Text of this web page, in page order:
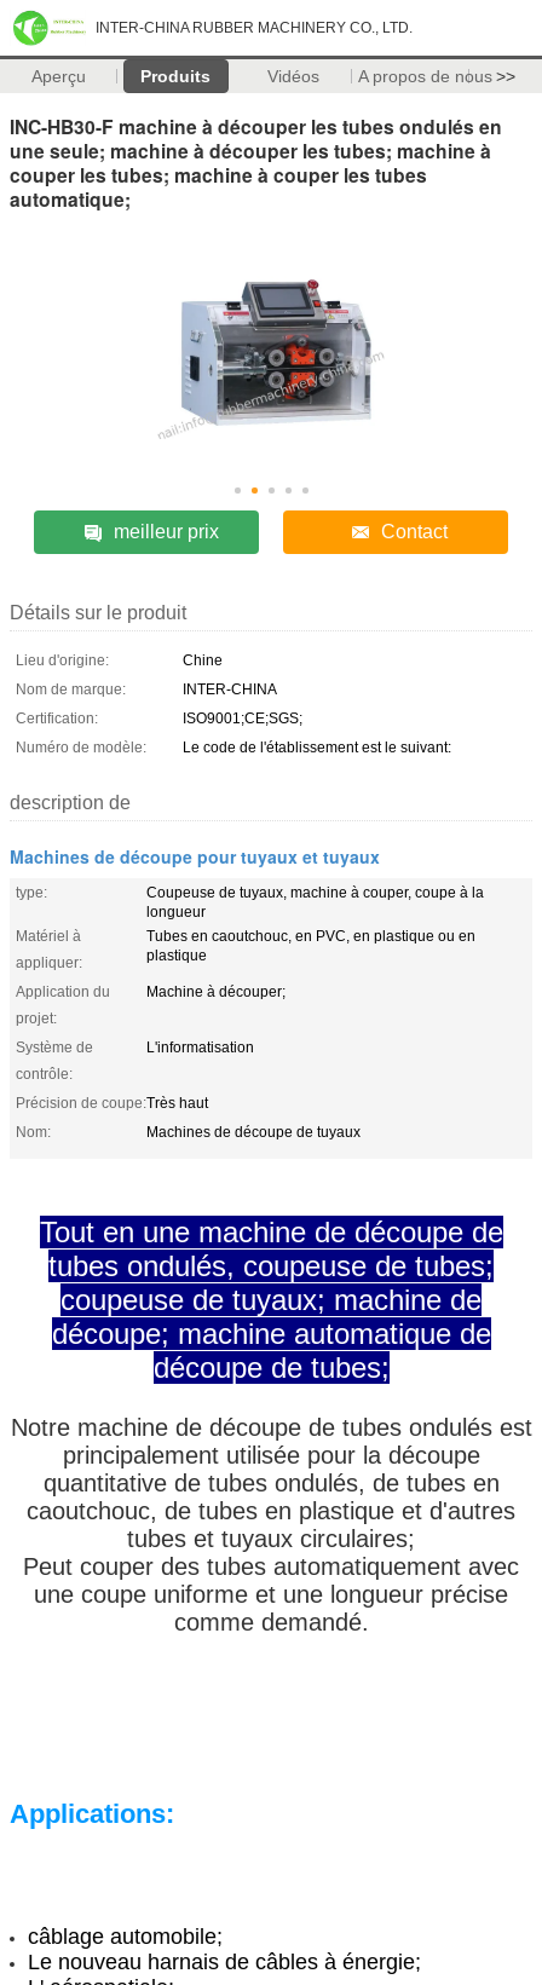
INTER-CHINA RUBBER MACHINERY CO., LTD.
Aperçu Produits Vidéos A propos de nous>>
INC-HB30-F machine à découper les tubes ondulés en
une seule; machine à découper les tubes; machine à
couper les tubes; machine à couper les tubes
automatique;
meilleur prix Contact
Détails sur le produit
Lieu d'origine:
Chine
Nom de marque:
INTER-CHINA
Certification:
ISO9001;CE;SGS;
Numéro de modèle:
Le code de l'établissement est le suivant:
description de
Machines de découpe pour tuyaux et tuyaux
type:
Coupeuse de tuyaux, machine à couper, coupe à la
longueur
Matériel à
appliquer:
Tubes en caoutchouc, en PVC, en plastique ou en
plastique
Application du
projet:
Machine à découper;
Système de
contrôle:
L'informatisation
Précision de coupe:Très haut
Nom:
Machines de découpe de tuyaux
Tout en une machine de découpe de
tubes ondulés, coupeuse de tubes;
coupeuse de tuyaux; machine de
découpe; machine automatique de
découpe de tubes;
Notre machine de découpe de tubes ondulés est
principalement utilisée pour la découpe
quantitative de tubes ondulés, de tubes en
caoutchouc, de tubes en plastique et d'autres
tubes et tuyaux circulaires;
Peut couper des tubes automatiquement avec
une coupe uniforme et une longueur précise
comme demandé.
Applications:
câblage automobile;
Le nouveau harnais de câbles à énergie;